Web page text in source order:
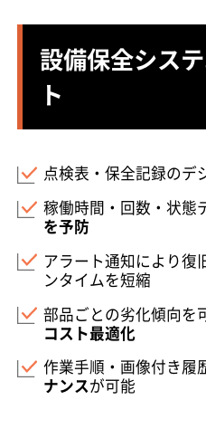
設備保全シス
ト
点検表・保全記録のデ
稼働時間・回数・状態
を予防
アラート通知により復
ンタイムを短縮
部品ごとの劣化傾向を
コスト最適化
作業手順・画像付き履
ナンスが可能